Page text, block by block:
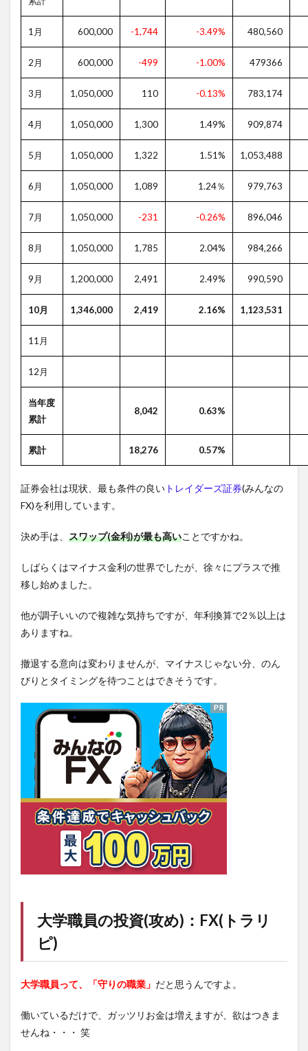
1月 600,000 -1,744 -3.49% 480,560
2月 600,000 -499 -1.00% 479366
3月 1,050,000 110 -0.13% 783,174
4月 1,050,000 1,300 1.49% 909,874
5月 1,050,000 1,322 1.51% 1,053,488
6月 1,050,000 1,089 1.24％ 979,763
7月 1,050,000 -231 -0.26% 896,046
8月 1,050,000 1,785 2.04% 984,266
9月 1,200,000 2,491 2.49% 990,590
10月 1,346,000 2,419 2.16% 1,123,531
11月
12月
当年度
累計
8,042 0.63%
累計 18,276 0.57%
証券会社は現状、最も条件の良い トレイダーズ証券(みんなの
FX)を利用しています。
決め手は、 スワップ(金利)が最も高いことですかね。
しばらくはマイナス金利の世界でしたが、徐々にプラスで推
移し始めました。
他が調子いいので複雑な気持ちですが、年利換算で2％以上は
ありますね。
撤退する意向は変わりませんが、マイナスじゃない分、のん
びりとタイミングを待つことはできそうです。
大学職員の投資(攻め)：FX( トラリ
ピ)
大学職員って、「守りの職業」 だと思うんですよ。
働いているだけで、ガッツリお金は増えますが、欲はつきま
せんね・・・ 笑